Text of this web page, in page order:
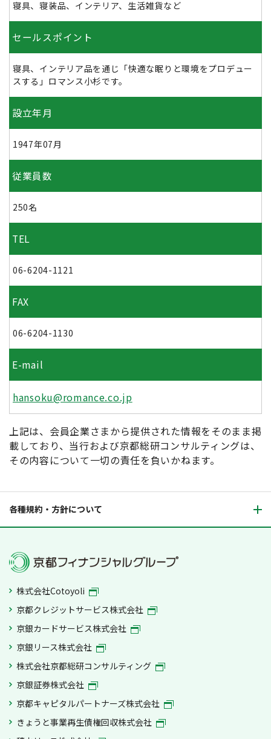
寝具、寝装品、インテリア、生活雑貨など
セールスポイント
寝具、インテリア品を通じ「快適な眠りと環境をプロデュー
スする」ロマンス小杉です。
設立年月
1947年07月
従業員数
250名
TEL
06-6204-1121
FAX
06-6204-1130
E-mail
hansoku@romance.co.jp
上記は、会員企業さまから提供された情報をそのまま掲
載しており、当行および京都総研コンサルティングは、
その内容について一切の責任を負いかねます。
各種規約・方針について
株式会社Cotoyoli
京都クレジットサービス株式会社
京銀カードサービス株式会社
京銀リース株式会社
株式会社京都総研コンサルティング
京銀証券株式会社
京都キャピタルパートナーズ株式会社
きょうと事業再生債権回収株式会社